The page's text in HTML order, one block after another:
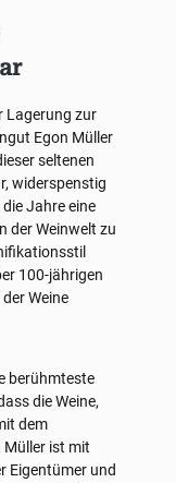
Lagerung zur
Egon Müller
seltenen
widerspenstig
Jahre eine
der Weinwelt zu
100-jährigen
Weine
berühmteste
die Weine,
dem
Müller ist mit
Eigentümer und